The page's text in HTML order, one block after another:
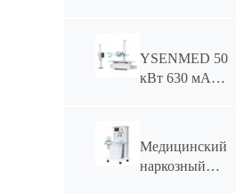
YSENMED 50
кВт 630 мА
система
YSF50DR-B2
Медицинский
наркозный